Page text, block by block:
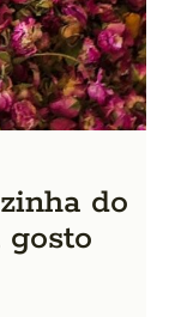
do
gosto